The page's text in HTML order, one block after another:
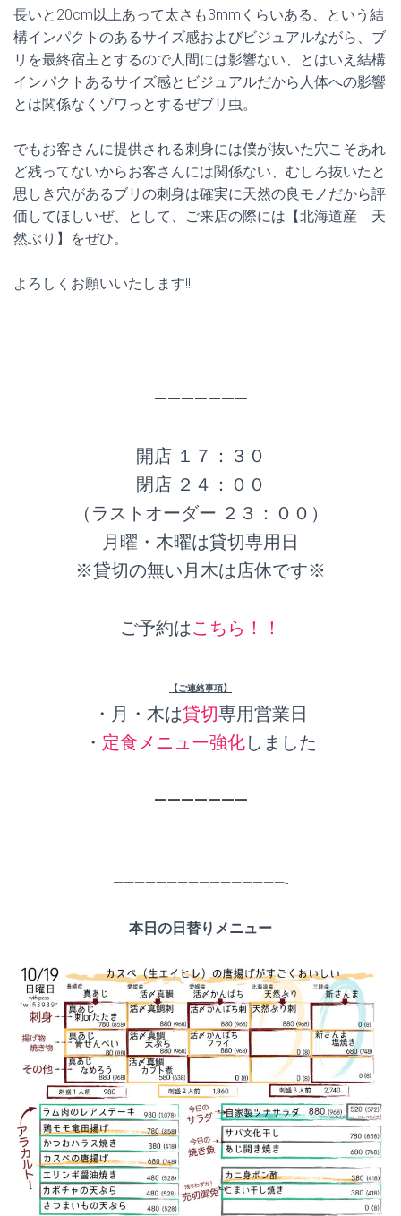
長いと20cm以上あって太さも3mmくらいある、という結
構インパクトのあるサイズ感およびビジュアルながら、ブ
リを最終宿主とするので人間には影響ない、とはいえ結構
インパクトあるサイズ感とビジュアルだから人体への影響
とは関係なくゾワっとするぜブリ虫。
でもお客さんに提供される刺身には僕が抜いた穴こそあれ
ど残ってないからお客さんには関係ない、むしろ抜いたと
思しき穴があるブリの刺身は確実に天然の良モノだから評
価してほしいぜ、として、ご来店の際には【北海道産 天
然ぶり】をぜひ。
よろしくお願いいたします!!
———————
開店 １７：３０
閉店 ２４：００
（ラストオーダー ２３：００）
月曜・木曜は貸切専用日
※貸切の無い月木は店休です※
ご予約はこちら！！
【ご連絡事項】
・月・木は貸切専用営業日
・ 定食メニュー強化しました
———————
————————————————-
本日の日替りメニュー